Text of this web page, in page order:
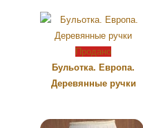
Продано
Бульотка. Европа.
Деревянные ручки